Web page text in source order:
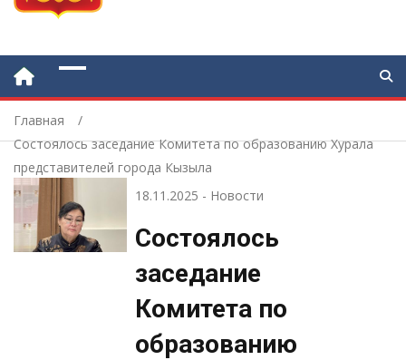
Главная
Состоялось заседание Комитета по образованию Хурала
представителей города Кызыла
18.11.2025 - Новости
Состоялось
заседание
Комитета по
образованию